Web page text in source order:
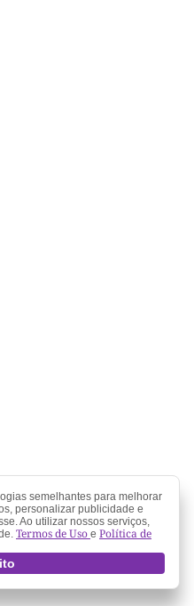
semelhantes para melhorar
personalizar publicidade e
Ao utilizar nossos serviços,
Termos de Uso e Política de